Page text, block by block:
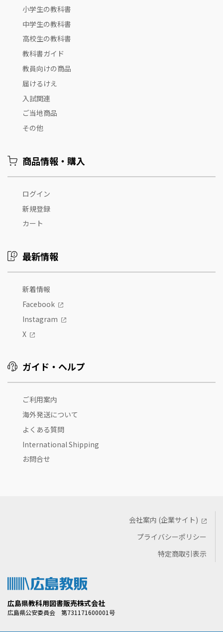
小学生の教科書
中学生の教科書
高校生の教科書
教科書ガイド
教員向けの商品
届けるけえ
入試関連
ご当地商品
その他
商品情報・購入
ログイン
新規登録
カート
最新情報
新着情報
Facebook
Instagram
X
ガイド・ヘルプ
ご利用案内
海外発送について
よくある質問
International Shipping
お問合せ
広島県教科用図書販売株式会社
広島県公安委員会 第731171600001号
会社案内 (企業サイト)
プライバシーポリシー
特定商取引表示